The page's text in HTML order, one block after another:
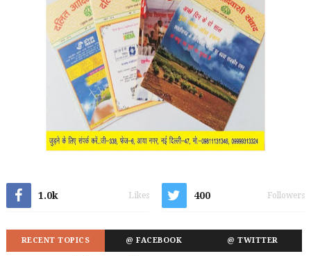
1.0k Likes 400 Followers
RECENT TOPICS @ FACEBOOK @ TWITTER